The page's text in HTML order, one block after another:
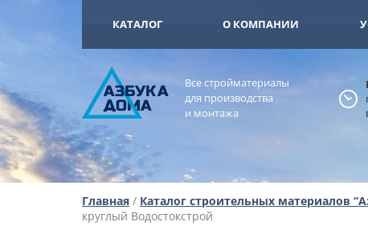
КАТАЛОГ О КОМПАНИИ
ОМА
АЗБУКА
Все стройматериалы
для производства
и монтажа
Главная / Каталог строительных материалов
круглый Водостокстрой